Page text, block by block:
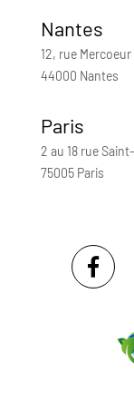
Nantes
12, rue Mercoeur
44000 Nantes
Paris
2 au 18 rue
75005 Paris